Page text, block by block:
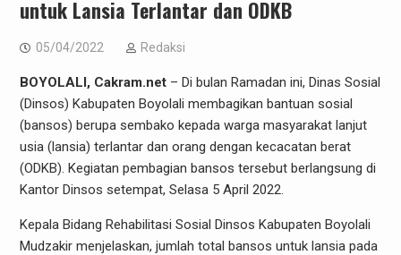
untuk Lansia Terlantar dan ODKB
05/04/2022 Redaksi
BOYOLALI, Cakram.net– Di bulan Ramadan ini, Dinas Sosial
(Dinsos) Kabupaten Boyolali membagikan bantuan sosial
(bansos) berupa sembako kepada warga masyarakat lanjut
usia (lansia) terlantar dan orang dengan kecacatan berat
(ODKB). Kegiatan pembagian bansos tersebut berlangsung di
Kantor Dinsos setempat, Selasa 5 April 2022.
Kepala Bidang Rehabilitasi Sosial Dinsos Kabupaten Boyolali
Mudzakir menjelaskan, jumlah total bansos untuk lansia pada